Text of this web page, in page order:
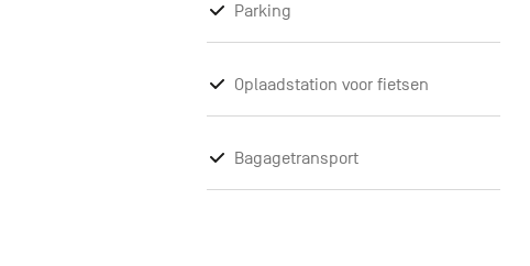
Parking
Oplaadstation voor fietsen
Bagagetransport